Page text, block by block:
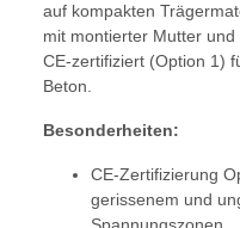
auf kompakten
mit montierter Mutter
CE-zertifiziert (Option 1)
Beton.
Besonderheiten:
CE-Zertifizierung
gerissenem und